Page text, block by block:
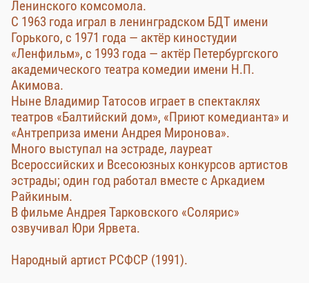
Ленинского комсомола.
С 1963 года играл в ленинградском БДТ имени
Горького, с 1971 года — актёр киностудии
«Ленфильм», с 1993 года — актёр Петербургского
академического театра комедии имени Н.П.
Акимова.
Ныне Владимир Татосов играет в спектаклях
театров «Балтийский дом», «Приют комедианта» и
«Антреприза имени Андрея Миронова».
Много выступал на эстраде, лауреат
Всероссийских и Всесоюзных конкурсов артистов
эстрады; один год работал вместе с Аркадием
Райкиным.
В фильме Андрея Тарковского «Солярис»
озвучивал Юри Ярвета.
Народный артист РСФСР (1991).